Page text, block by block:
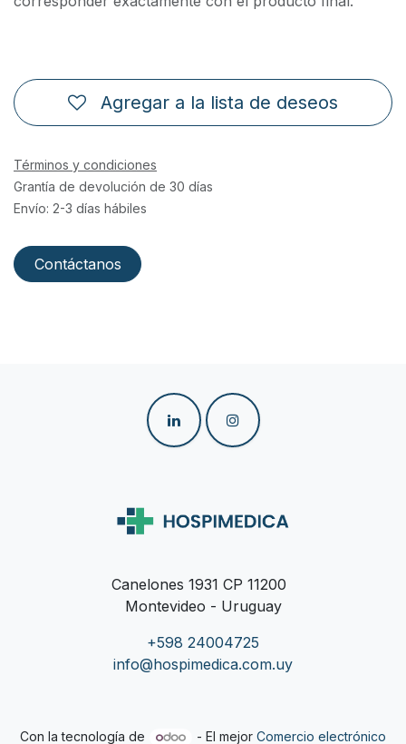
Agregar a la lista de deseos
Términos y condiciones
Grantía de devolución de 30 días
Envío: 2-3 días hábiles
Contáctanos
Canelones 1931 CP 11200
Montevideo - Uruguay
+598 24004725
info@hospimedica.com.uy
Con la tecnología de - El mejor Comercio electrónico